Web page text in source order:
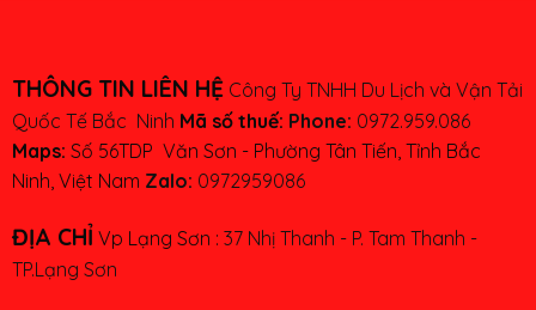
THÔNG TIN LIÊN HỆ Công Ty TNHH Du Lịch và Vận Tải
Quốc Tế Bắc Ninh Mã số thuế: Phone: 0972.959.086
Maps: Số 56TDP Văn Sơn - Phường Tân Tiến, Tỉnh Bắc
Ninh, Việt Nam Zalo: 0972959086
ĐỊA CHỈ Vp Lạng Sơn : 37 Nhị Thanh - P. Tam Thanh -
TP.Lạng Sơn